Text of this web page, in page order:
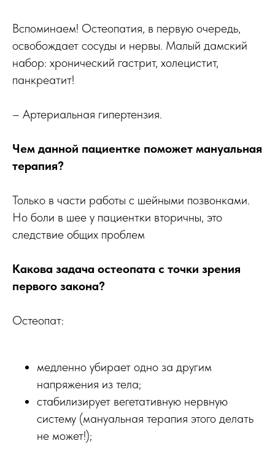
Вспоминаем! Остеопатия, в первую очередь,
освобождает сосуды и нервы. Малый дамский
набор: хронический гастрит, холецистит,
панкреатит!
– Артериальная гипертензия.
Чем данной пациентке поможет мануальная
терапия?
Только в части работы с шейными позвонками.
Но боли в шее у пациентки вторичны, это
следствие общих проблем
Какова задача остеопата с точки зрения
первого закона?
Остеопат:
медленно убирает одно за другим
напряжения из тела;
стабилизирует вегетативную нервную
систему (мануальная терапия этого делать
не может!);